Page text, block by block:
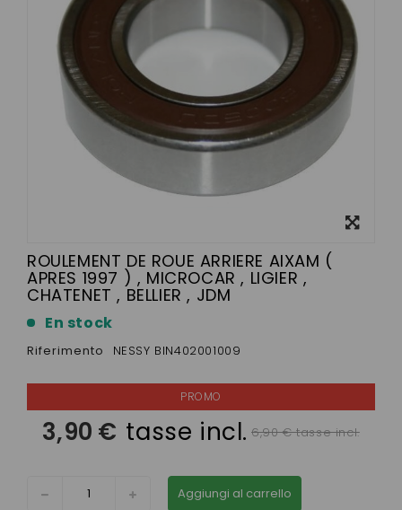
ROULEMENT DE ROUE ARRIERE AIXAM (
APRES 1997 ) , MICROCAR , LIGIER ,
CHATENET , BELLIER , JDM
En stock
Riferimento NESSY BIN402001009
3,90 € tasse incl. 6,90 € tasse incl.
Aggiungi al carrello